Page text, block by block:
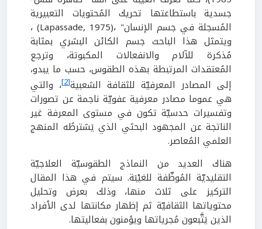
جسدية باستطاعتها تحريك المُحتويات التعبيرية
المُسجلة في جسم الإنسان" ،(Lapassade, 1975) ،
ويتمثل هذا الباحث جسم الكائن البشري بمثابة
مُذكرة للآلام والانفعالات المكبوتة، وترجع
المُعتقدات المرتبطة بهذه الطقوس، حسب ما يبدو،
إلى المصادر المعرفيّة للثقافة الشعبية[2] ، والتي
هي عموما مصادر معرفية عفويّة ناجمة عن تصورات
وتفسيرات حدسيّة تكون في مستوى المعرفة غير
الناتجة عن المجهود البحثي الذي يَشترطُه المنهج
العلمي المُعاصر.
هناك العديد من النماذج الطقوسيّة العلاجيّة
التقليديّة المُوظّفة للغيْبَة. سيتم في هذا المقال
التركيز على ثلاث منها، وذلك بعرض وتحليل
محتوياتها الثقافيّة ثم إظهار مكانتها لدى الأفراد
الذين يَتَّبعون مُجرياتها ويؤمنون بفعاليتها.